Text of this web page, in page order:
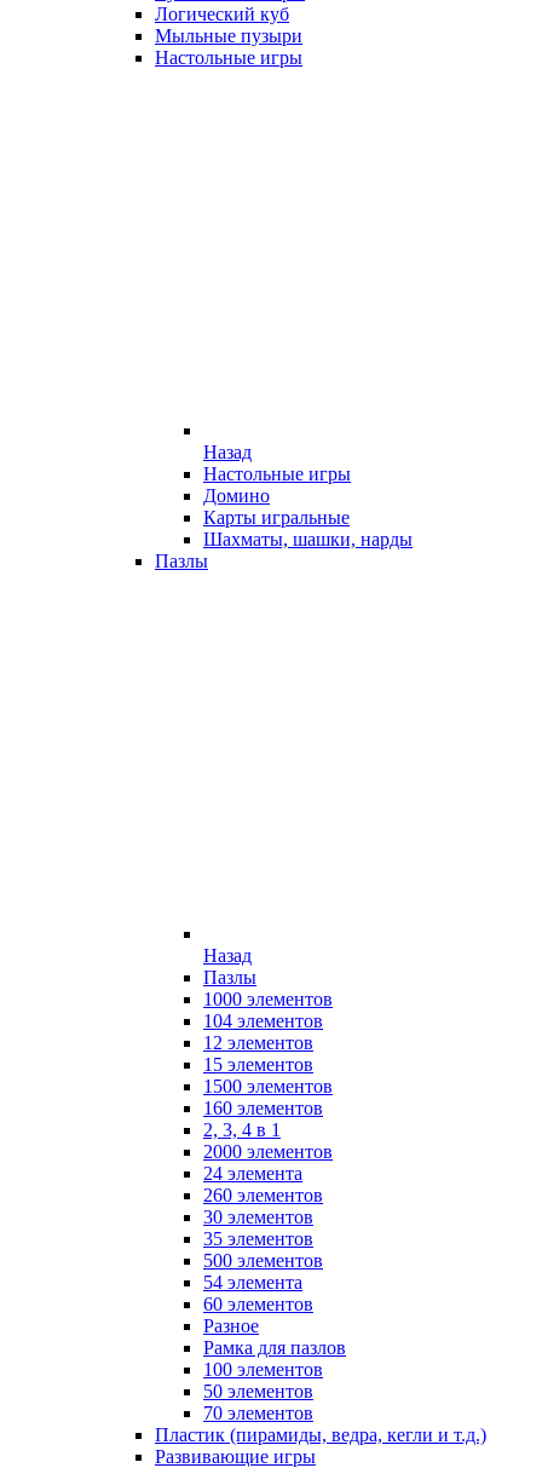
Логический куб
Мыльные пузыри
Настольные игры
Назад
Настольные игры
Домино
Карты игральные
Шахматы, шашки, нарды
Пазлы
Назад
Пазлы
1000 элементов
104 элементов
12 элементов
15 элементов
1500 элементов
160 элементов
2, 3, 4 в 1
2000 элементов
24 элемента
260 элементов
30 элементов
35 элементов
500 элементов
54 элемента
60 элементов
Разное
Рамка для пазлов
100 элементов
50 элементов
70 элементов
Пластик (пирамиды, ведра, кегли и т.д.)
Развивающие игры